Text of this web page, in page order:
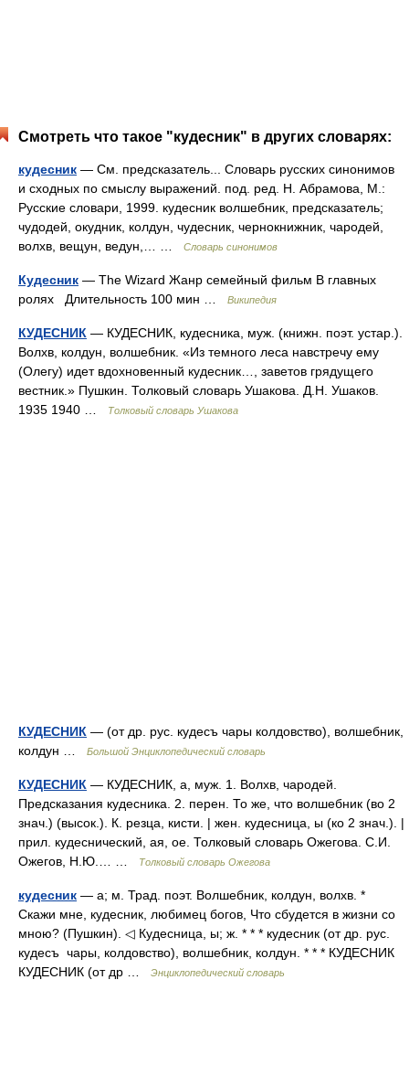
Смотреть что такое "кудесник" в других словарях:
кудесник — См. предсказатель... Словарь русских синонимов
и сходных по смыслу выражений. под. ред. Н. Абрамова, М.:
Русские словари, 1999. кудесник волшебник, предсказатель;
чудодей, окудник, колдун, чудесник, чернокнижник, чародей,
волхв, вещун, ведун,… …
Словарь синонимов
Кудесник — The Wizard Жанр семейный фильм В главных
ролях Длительность 100 мин …
Википедия
КУДЕСНИК — КУДЕСНИК, кудесника, муж. (книжн. поэт. устар.).
Волхв, колдун, волшебник. «Из темного леса навстречу ему
(Олегу) идет вдохновенный кудесник…, заветов грядущего
вестник.» Пушкин. Толковый словарь Ушакова. Д.Н. Ушаков.
1935 1940 …
Толковый словарь Ушакова
КУДЕСНИК — (от др. рус. кудесъ чары колдовство), волшебник,
колдун …
Большой Энциклопедический словарь
КУДЕСНИК — КУДЕСНИК, а, муж. 1. Волхв, чародей.
Предсказания кудесника. 2. перен. То же, что волшебник (во 2
знач.) (высок.). К. резца, кисти. | жен. кудесница, ы (ко 2 знач.). |
прил. кудеснический, ая, ое. Толковый словарь Ожегова. С.И.
Ожегов, Н.Ю.… …
Толковый словарь Ожегова
кудесник — а; м. Трад. поэт. Волшебник, колдун, волхв. *
Скажи мне, кудесник, любимец богов, Что сбудется в жизни со
мною? (Пушкин). ◁ Кудесница, ы; ж. * * * кудесник (от др. рус.
кудесъ чары, колдовство), волшебник, колдун. * * * КУДЕСНИК
КУДЕСНИК (от др …
Энциклопедический словарь